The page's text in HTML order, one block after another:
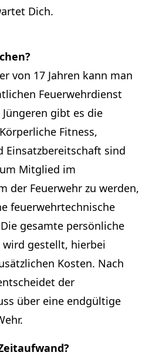
Dich.
von 17 Jahren kann man
Feuerwehrdienst
gibt es die
Fitness,
Einsatzbereitschaft sind
Mitglied im
der Feuerwehr zu werden,
feuerwehrtechnische
gesamte persönliche
wird gestellt, hierbei
Kosten. Nach
der
über eine endgültige